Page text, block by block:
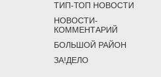
ТИП-ТОП НОВОСТИ
НОВОСТИ-
КОММЕНТАРИЙ
БОЛЬШОЙ РАЙОН
ЗА!ДЕЛО